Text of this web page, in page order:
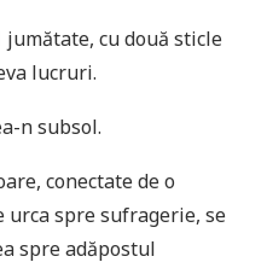
cu două sticle
lucruri.
n subsol.
conectate de o
urca spre sufragerie, se
spre adăpostul